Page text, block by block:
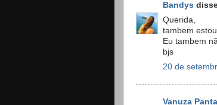
Bandys
Querida,
tambem
Eu tambem
bjs
20 de
Vanuza